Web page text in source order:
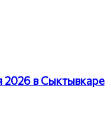
в Сыктывкаре